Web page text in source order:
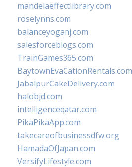
mandelaeffectlibrary.com
roselynns.com
balanceyoganj.com
salesforceblogs.com
TrainGames365.com
BaytownEvaCationRentals.com
JabalpurCakeDelivery.com
halobjd.com
intelligenceqatar.com
PikaPikaApp.com
takecareofbusinessdfw.org
HamadaOfJapan.com
VersifyLifestyle.com